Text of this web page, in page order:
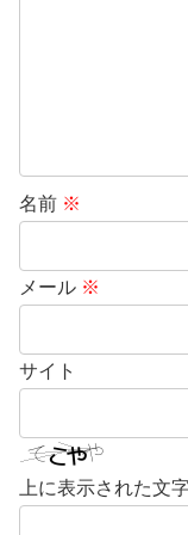
名前 ※
メール ※
サイト
上に表示された文